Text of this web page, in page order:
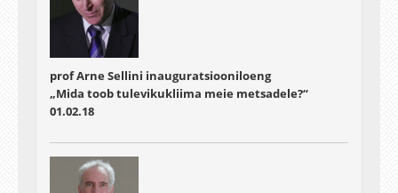
prof Arne Sellini inauguratsiooniloeng
„Mida toob tulevikukliima meie metsadele?“
01.02.18